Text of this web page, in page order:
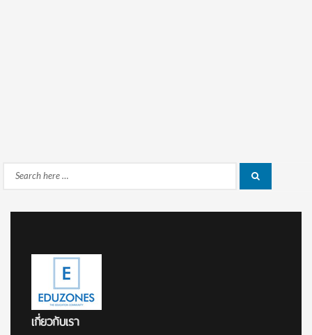
Search
เกี่ยวกับเรา